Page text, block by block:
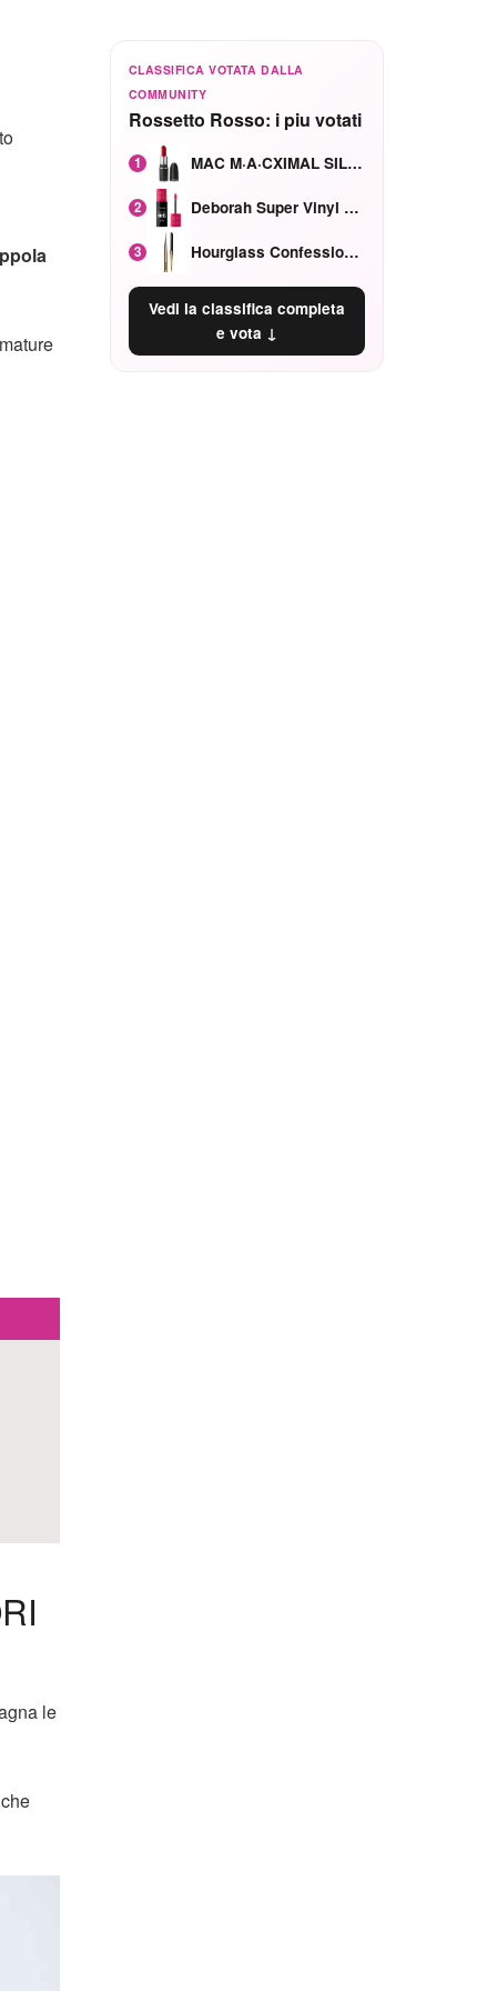
le
che
CLASSIFICA VOTATA DALLA
COMMUNITY
Rossetto Rosso: i piu votati
1 MAC M·A·CXIMAL SILKY MATTE Red Rock mat
2 Deborah Super Vinyl Shake Rosa Ciliegia
3 Hourglass Confession Ricaricabile Ultra Preciso Ad Alta Intensità Secretly Classic Red
Vedi la classifica completa
e vota ↓